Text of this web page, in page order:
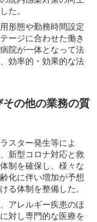
た。
形態や勤務時間設定
ージに合わせた働き
院が一体となって法
効率的・効果的な法
の他の業務の質
スター発生等によ
新型コロナ対応と救
制を確保し、様々な
化に伴い増加が予想
る体制を整備した。
アレルギー疾患のほ
対し専門的な医療を